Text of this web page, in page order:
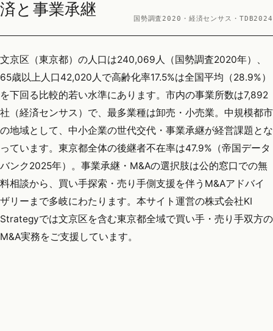
済と事業承継
国勢調査2020・経済センサス・TDB2024
文京区（東京都）の人口は240,069人（国勢調査2020年）、
65歳以上人口42,020人で高齢化率17.5%は全国平均（28.9%）
を下回る比較的若い水準にあります。市内の事業所数は7,892
社（経済センサス）で、最多業種は卸売・小売業。中規模都市
の地域として、中小企業の世代交代・事業承継が経営課題とな
っています。東京都全体の後継者不在率は47.9%（帝国データ
バンク2025年）。事業承継・M&Aの選択肢は公的窓口での無
料相談から、買い手探索・売り手側支援を伴うM&Aアドバイ
ザリーまで多岐にわたります。本サイト運営の株式会社KI
Strategyでは文京区を含む東京都全域で買い手・売り手双方の
M&A実務をご支援しています。